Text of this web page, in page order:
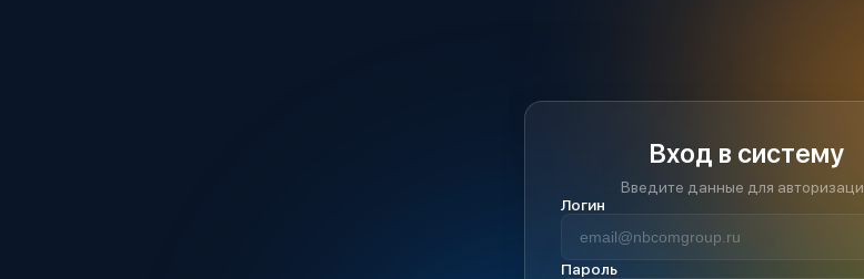
Вход в систему
Введите данные для
Логин
Пароль